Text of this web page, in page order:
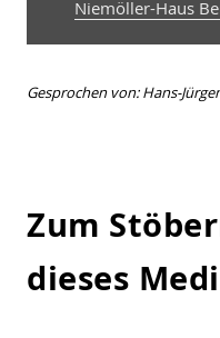
Niemöller-Haus
Gesprochen von: Hans-
Zum
dieses